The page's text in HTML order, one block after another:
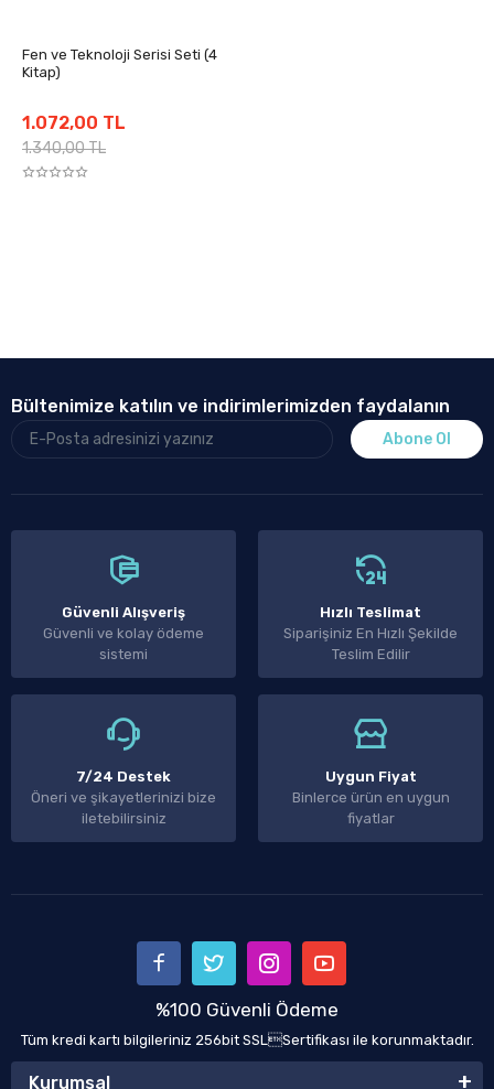
Fen ve Teknoloji Serisi Seti (4
Kitap)
1.072,00 TL
1.340,00 TL
Bültenimize katılın ve indirimlerimizden faydalanın
Abone Ol
Güvenli Alışveriş
Güvenli ve kolay ödeme
sistemi
Hızlı Teslimat
Siparişiniz En Hızlı Şekilde
Teslim Edilir
7/24 Destek
Öneri ve şikayetlerinizi bize
iletebilirsiniz
Uygun Fiyat
Binlerce ürün en uygun
fiyatlar
%100 Güvenli Ödeme
Tüm kredi kartı bilgileriniz 256bit SSLSertifikası ile korunmaktadır.
Kurumsal